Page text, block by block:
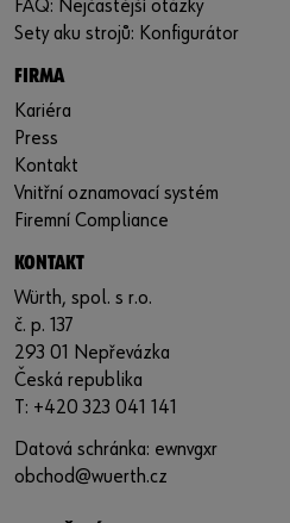
FAQ: Nejčastější otázky
Sety aku strojů: Konfigurátor
FIRMA
Kariéra
Press
Kontakt
Vnitřní oznamovací systém
Firemní Compliance
KONTAKT
Würth, spol. s r.o.
č. p. 137
293 01 Nepřevázka
Česká republika
T: +420 323 041 141
Datová schránka: ewnvgxr
obchod@wuerth.cz